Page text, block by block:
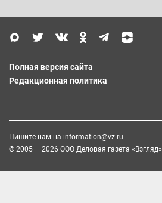
Полная версия сайта
Редакционная политика
Пишите нам на information@vz.ru
© 2005 — 2026 ООО Деловая газета «Взгляд»